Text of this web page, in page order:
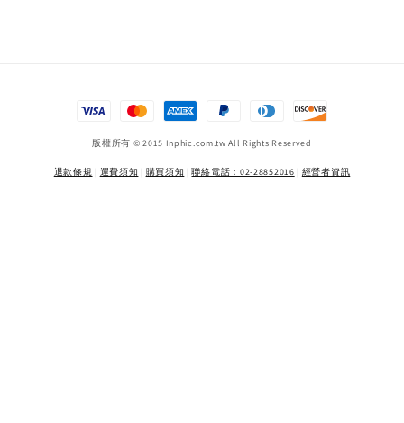
版權所有 © 2015 Inphic.com.tw All Rights Reserved
退款條規 | 運費須知 | 購買須知 |聯絡電話：02-28852016 | 經營者資訊